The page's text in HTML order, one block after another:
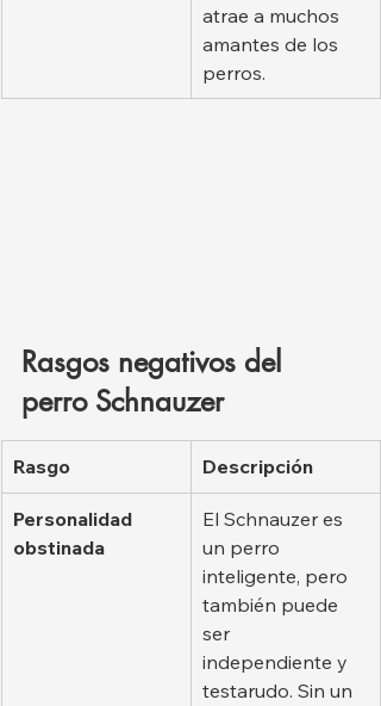
atrae a muchos
amantes de los
perros.
Rasgos negativos del
perro Schnauzer
Rasgo Descripción
Personalidad
obstinada
El Schnauzer es
un perro
inteligente, pero
también puede
ser
independiente y
testarudo. Sin un